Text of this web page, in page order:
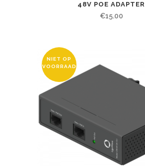
48V POE ADAPTER
€15.00
NIET OP
VOORRAAD